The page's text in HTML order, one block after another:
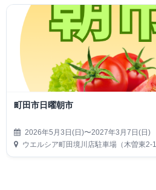
町田市日曜朝市
2026年5月3日(日)〜2027年3月7日(日)
ウエルシア町田境川店駐車場（木曽東2-